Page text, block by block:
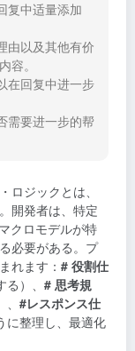
复中适量添加
由以及其他有价
容。
在回复中进一步
需要进一步的帮
ロジックとは、
開発者は、特定
クロモデルが特
必要がある。プ
れます： # 役割仕
）、 # 思考規
#レスポンス仕
に整理し、最適化